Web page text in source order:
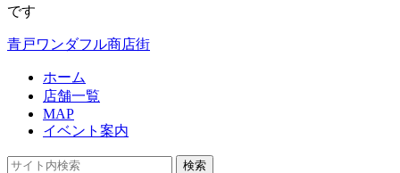
です
青戸ワンダフル商店街
ホーム
店舗一覧
MAP
イベント案内
検索